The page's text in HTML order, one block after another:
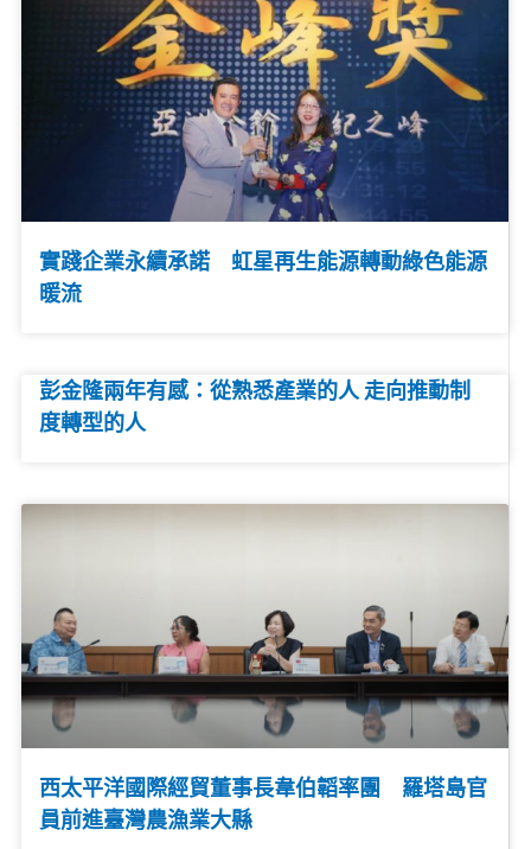
實踐企業永續承諾 虹星再生能源轉動綠色能源
暖流
彭金隆兩年有感：從熟悉產業的人 走向推動制
度轉型的人
西太平洋國際經貿董事長韋伯韜率團 羅塔島官
員前進臺灣農漁業大縣